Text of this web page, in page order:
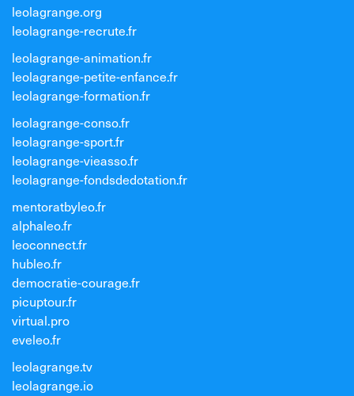
leolagrange.org
leolagrange-recrute.fr
leolagrange-animation.fr
leolagrange-petite-enfance.fr
leolagrange-formation.fr
leolagrange-conso.fr
leolagrange-sport.fr
leolagrange-vieasso.fr
leolagrange-fondsdedotation.fr
mentoratbyleo.fr
alphaleo.fr
leoconnect.fr
hubleo.fr
democratie-courage.fr
picuptour.fr
virtual.pro
eveleo.fr
leolagrange.tv
leolagrange.io